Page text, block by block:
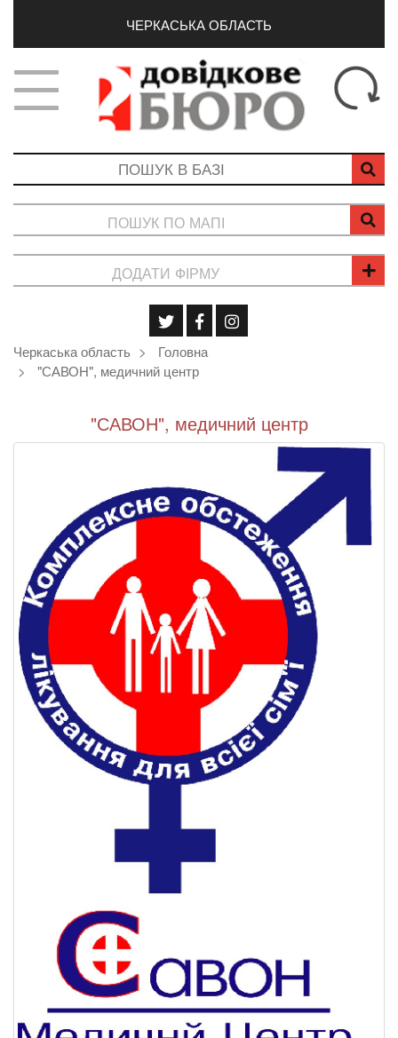
ЧЕРКАСЬКА ОБЛАСТЬ
ПОШУК ПО МАПІ
ДОДАТИ ФІРМУ
Черкаська область
Головна
"САВОН", медичний центр
"САВОН", медичний центр